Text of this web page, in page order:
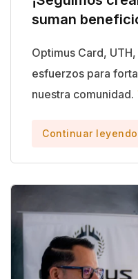
suman
Optimus Card,
esfuerzos para
nuestra comunidad.
Continuar leyendo